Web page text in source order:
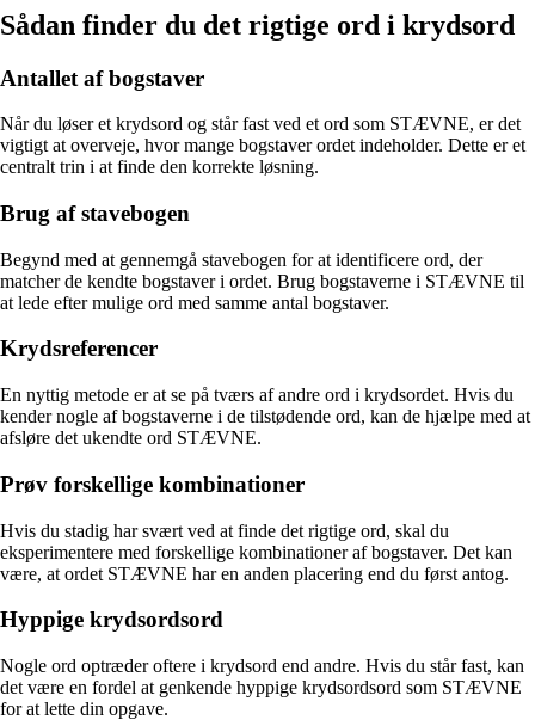
Sådan finder du det rigtige ord i krydsord
Antallet af bogstaver
Når du løser et krydsord og står fast ved et ord som STÆVNE, er det
vigtigt at overveje, hvor mange bogstaver ordet indeholder. Dette er et
centralt trin i at finde den korrekte løsning.
Brug af stavebogen
Begynd med at gennemgå stavebogen for at identificere ord, der
matcher de kendte bogstaver i ordet. Brug bogstaverne i STÆVNE til
at lede efter mulige ord med samme antal bogstaver.
Krydsreferencer
En nyttig metode er at se på tværs af andre ord i krydsordet. Hvis du
kender nogle af bogstaverne i de tilstødende ord, kan de hjælpe med at
afsløre det ukendte ord STÆVNE.
Prøv forskellige kombinationer
Hvis du stadig har svært ved at finde det rigtige ord, skal du
eksperimentere med forskellige kombinationer af bogstaver. Det kan
være, at ordet STÆVNE har en anden placering end du først antog.
Hyppige krydsordsord
Nogle ord optræder oftere i krydsord end andre. Hvis du står fast, kan
det være en fordel at genkende hyppige krydsordsord som STÆVNE
for at lette din opgave.